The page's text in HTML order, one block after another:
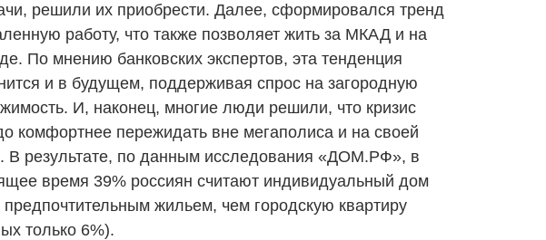
решили их приобрести. Далее, сформировался тренд
работу, что также позволяет жить за МКАД и на
По мнению банковских экспертов, эта тенденция
и в будущем, поддерживая спрос на загородную
И, наконец, многие люди решили, что кризис
комфортнее пережидать вне мегаполиса и на своей
В результате, по данным исследования «ДОМ.РФ», в
время 39% россиян считают индивидуальный дом
предпочтительным жильем, чем городскую квартиру
только 6%).